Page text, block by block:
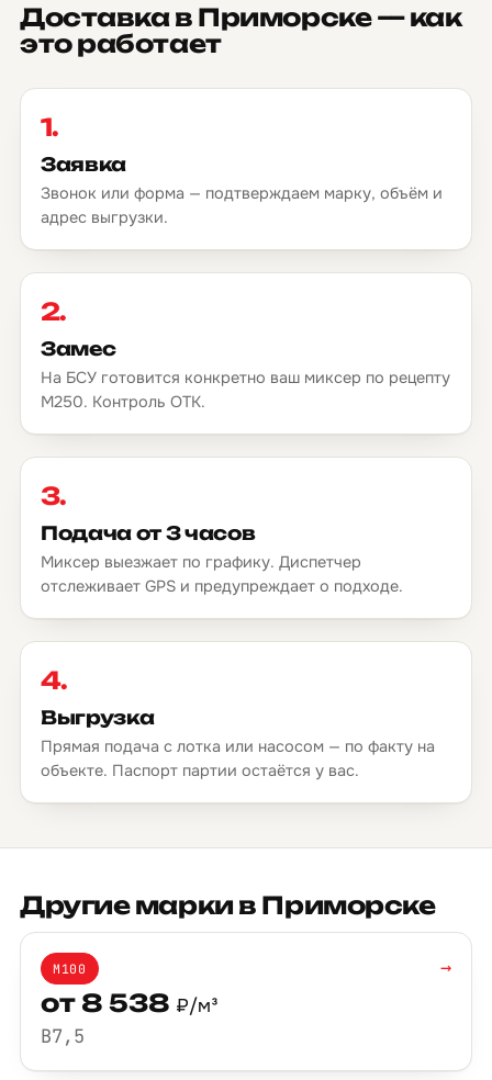
Доставка в Приморске — как
это работает
1.
Заявка
Звонок или форма — подтверждаем марку, объём и
адрес выгрузки.
2.
Замес
На БСУ готовится конкретно ваш миксер по рецепту
М250. Контроль ОТК.
3.
Подача от 3 часов
Миксер выезжает по графику. Диспетчер
отслеживает GPS и предупреждает о подходе.
4.
Выгрузка
Прямая подача с лотка или насосом — по факту на
объекте. Паспорт партии остаётся у вас.
Другие марки в Приморске
М100
от 8 538 ₽/м³
B7,5
→